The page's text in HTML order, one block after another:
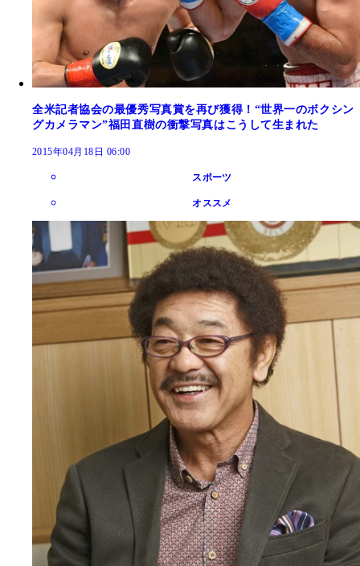
全米記者協会の最優秀写真賞を再び獲得！“世界一のボクシン
グカメラマン”福田直樹の衝撃写真はこうして生まれた
2015年04月18日 06:00
スポーツ
オススメ